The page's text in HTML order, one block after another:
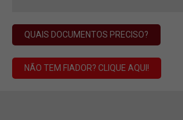
QUAIS DOCUMENTOS PRECISO?
NÃO TEM FIADOR? CLIQUE AQUI!